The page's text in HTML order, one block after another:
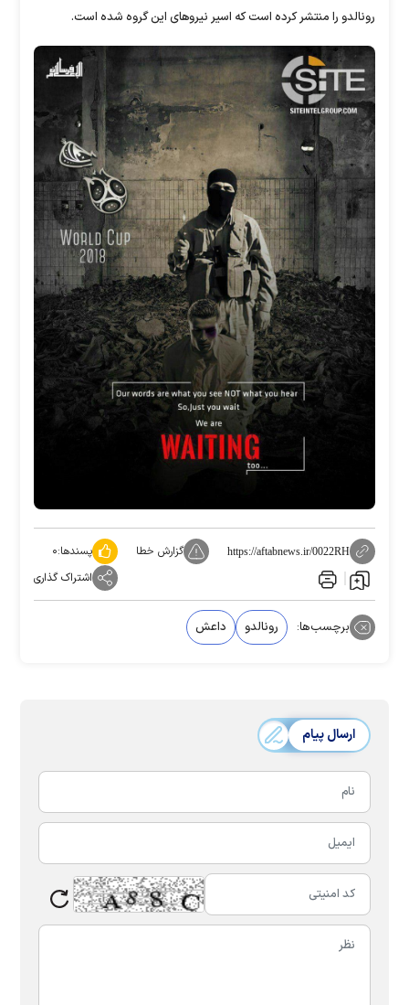
رونالدو را منتشر کرده است که اسیر نیروهای این گروه شده است.
https://aftabnews.ir/0022RH گزارش خطا پسندها:۰
اشتراک گذاری
برچسب‌ها: رونالدو داعش
ارسال پیام